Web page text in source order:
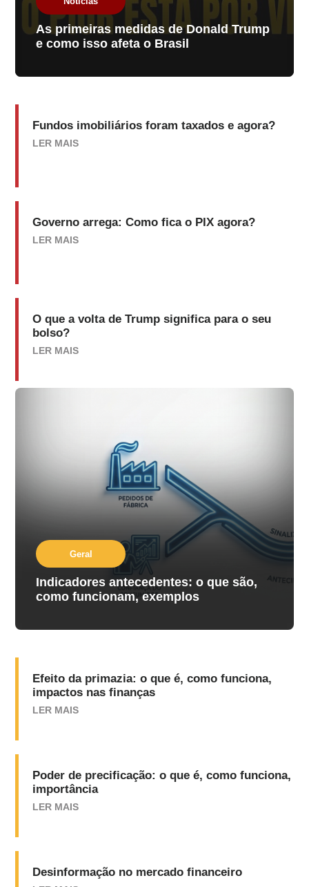
As primeiras medidas de Donald Trump
e como isso afeta o Brasil
Fundos imobiliários foram taxados e agora?
LER MAIS
Governo arrega: Como fica o PIX agora?
LER MAIS
O que a volta de Trump significa para o seu
bolso?
LER MAIS
Geral
Indicadores antecedentes: o que são,
como funcionam, exemplos
Efeito da primazia: o que é, como funciona,
impactos nas finanças
LER MAIS
Poder de precificação: o que é, como funciona,
importância
LER MAIS
Desinformação no mercado financeiro